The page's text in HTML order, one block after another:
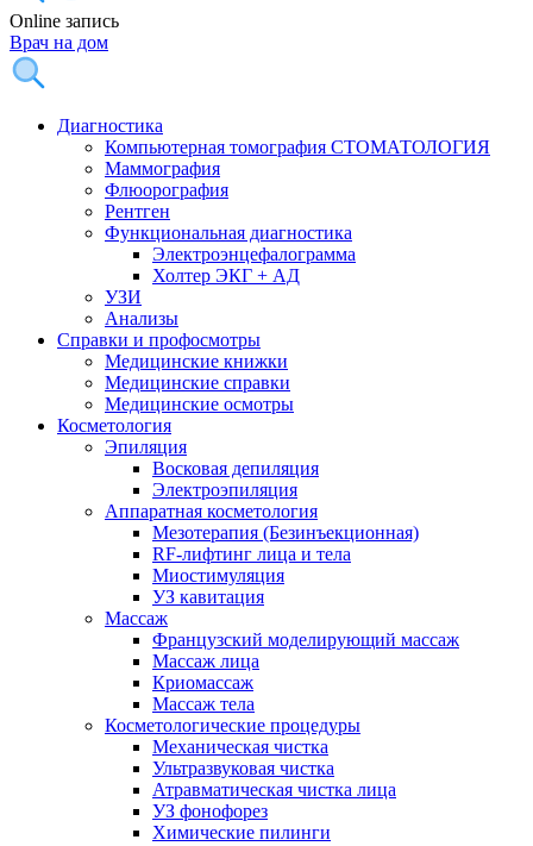
Online запись
Врач на дом
Диагностика
Компьютерная томография СТОМАТОЛОГИЯ
Маммография
Флюорография
Рентген
Функциональная диагностика
Электроэнцефалограмма
Холтер ЭКГ + АД
УЗИ
Анализы
Справки и профосмотры
Медицинские книжки
Медицинские справки
Медицинские осмотры
Косметология
Эпиляция
Восковая депиляция
Электроэпиляция
Аппаратная косметология
Мезотерапия (Безинъекционная)
RF-лифтинг лица и тела
Миостимуляция
УЗ кавитация
Массаж
Французский моделирующий массаж
Массаж лица
Криомассаж
Массаж тела
Косметологические процедуры
Механическая чистка
Ультразвуковая чистка
Атравматическая чистка лица
УЗ фонофорез
Химические пилинги